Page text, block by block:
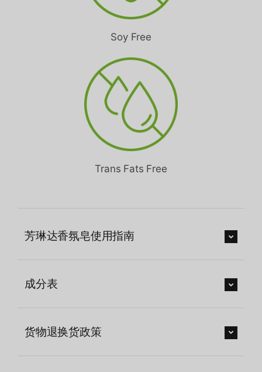
Soy Free
Trans Fats Free
芳琳达香氛皂使用指南
成分表
货物退换货政策